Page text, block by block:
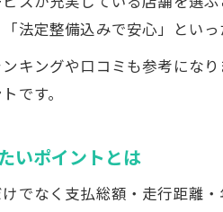
法定整備込みで安心」といっ
キングや口コミも参考にな
です。
いポイントとは
でなく支払総額・走行距離